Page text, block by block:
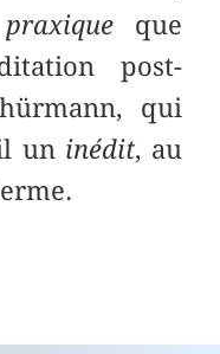
praxique que
post-
qui
un inédit, au